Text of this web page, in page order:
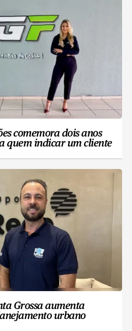
comemora dois anos
quem indicar um cliente
Grossa aumenta
urbano